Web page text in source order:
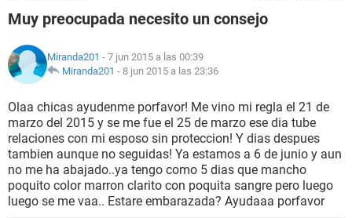
FAMILIA
NUTRICIÓN
BIENESTAR
SEXUALIDAD
GLOSARIO
Muy preocupada necesito un consejo
Miranda201 - 7 jun 2015 a las 00:39
Miranda201 - 8 jun 2015 a las 23:36
Olaa chicas ayudenme porfavor! Me vino mi regla el 21 de
marzo del 2015 y se me fue el 25 de marzo ese dia tube
relaciones con mi esposo sin proteccion! Y dias despues
tambien aunque no seguidas! Ya estamos a 6 de junio y aun
no me ha abajado..ya tengo como 5 dias que mancho
poquito color marron clarito con poquita sangre pero luego
luego se me vaa.. Estare embarazada? Ayudaaa porfavor